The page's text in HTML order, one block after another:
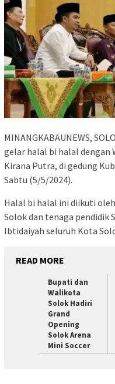
MINANGKABAUNEWS,
gelar halal bi halal dengan
Kirana Putra, di gedung
Sabtu (5/5/2024).
Halal bi halal ini diikuti
Solok dan tenaga pendidik
Ibtidaiyah seluruh Kota
READ MORE
Bupati dan
Walikota
Solok Hadiri
Grand
Opening
Solok Arena
Mini Soccer